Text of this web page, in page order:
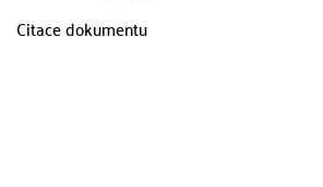
Citace dokumentu